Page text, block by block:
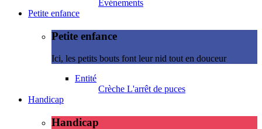
Evénements
Petite enfance
Petite enfance
Ici, les petits bouts font leur nid tout en douceur
Entité
Crèche L'arrêt de puces
Handicap
Handicap